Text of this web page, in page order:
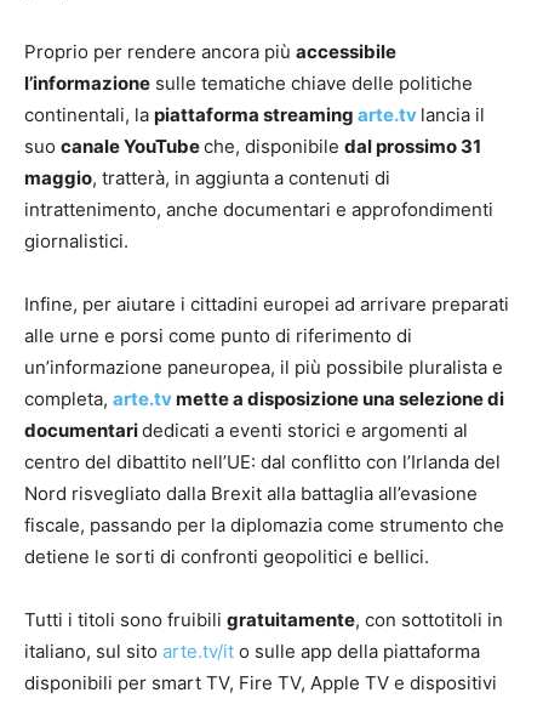
Proprio per rendere ancora più accessibile
l’informazione sulle tematiche chiave delle politiche
continentali, la piattaforma streaming arte.tv lancia il
suo canale YouTubeche, disponibile dal prossimo 31
maggio, tratterà, in aggiunta a contenuti di
intrattenimento, anche documentari e approfondimenti
giornalistici.
Infine, per aiutare i cittadini europei ad arrivare preparati
alle urne e porsi come punto di riferimento di
un’informazione paneuropea, il più possibile pluralista e
completa, arte.tvmette a disposizione una selezione di
documentaridedicati a eventi storici e argomenti al
centro del dibattito nell’UE: dal conflitto con l’Irlanda del
Nord risvegliato dalla Brexit alla battaglia all’evasione
fiscale, passando per la diplomazia come strumento che
detiene le sorti di confronti geopolitici e bellici.
Tutti i titoli sono fruibili gratuitamente, con sottotitoli in
italiano, sul sito arte.tv/it o sulle app della piattaforma
disponibili per smart TV, Fire TV, Apple TV e dispositivi